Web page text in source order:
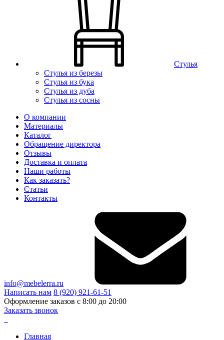
Стулья
Стулья из березы
Стулья из бука
Стулья из дуба
Стулья из сосны
О компании
Материалы
Каталог
Обращение директора
Отзывы
Доставка и оплата
Наши работы
Как заказать?
Статьи
Контакты
info@mebelerra.ru
Написать нам 8 (920) 921-61-51
Оформление заказов с 8:00 до 20:00
Заказать звонок
Главная